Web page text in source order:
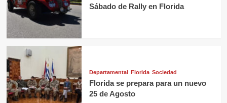
Sábado de Rally en Florida
Departamental Florida Sociedad
Florida se prepara para un nuevo
25 de Agosto